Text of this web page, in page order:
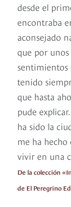
desde el
encontraba
aconsejado
que por unos
sentimientos
tenido
que hasta
pude
ha sido la
me ha hecho
vivir en una
De la colección
de El Peregrino